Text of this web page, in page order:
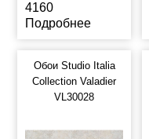
4160
Подробнее
Обои Studio Italia
Collection Valadier
VL30028